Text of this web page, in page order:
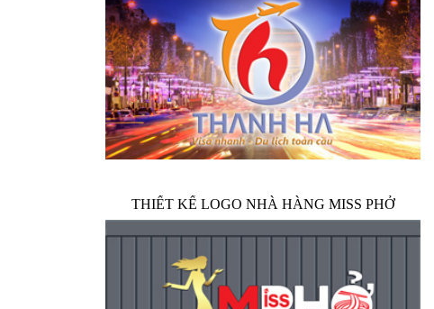
THIẾT KẾ LOGO NHÀ HÀNG MISS PHỞ